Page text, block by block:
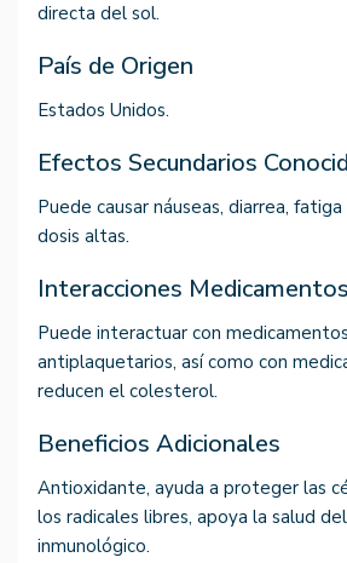
directa del sol.
País de Origen
Estados Unidos.
Efectos Secundarios
Puede causar náuseas, diarrea,
dosis altas.
Interacciones
Puede interactuar con
antiplaquetarios, así como con
reducen el colesterol.
Beneficios Adicionales
Antioxidante, ayuda a proteger las
los radicales libres, apoya la salud
inmunológico.